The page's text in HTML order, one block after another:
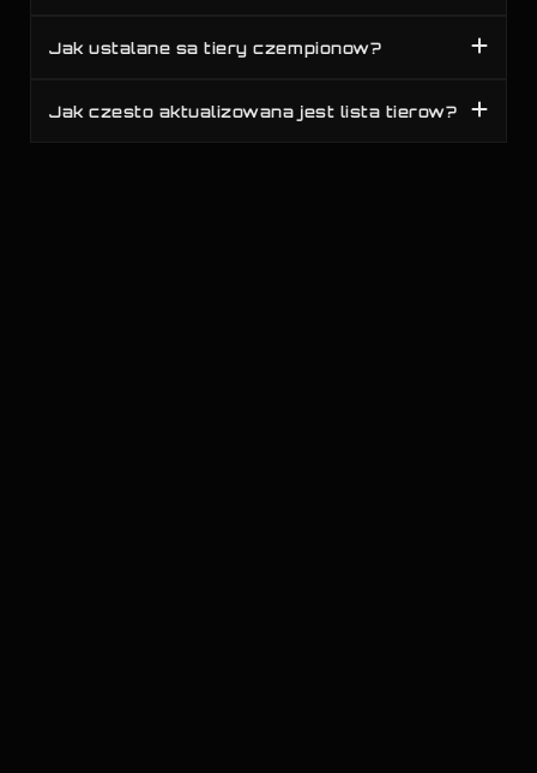
Jak ustalane sa tiery czempionow?
Jak czesto aktualizowana jest lista tierow?